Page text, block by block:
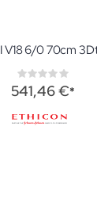
V18 6/0 70cm
Rating:
0%
541,46 €